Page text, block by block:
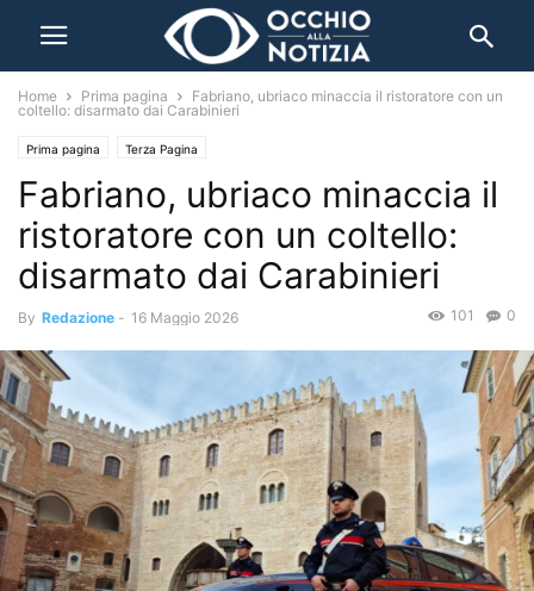
Home Prima pagina
Fabriano, ubriaco minaccia il ristoratore con un
coltello: disarmato dai Carabinieri
Prima pagina Terza Pagina
Fabriano, ubriaco minaccia il
ristoratore con un coltello:
disarmato dai Carabinieri
By Redazione - 16 Maggio 2026 0
101